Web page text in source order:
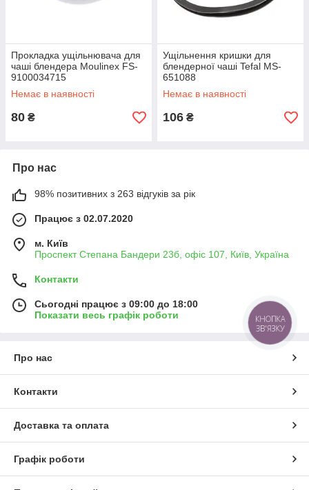
Прокладка ущільнювача для
чаші блендера Moulinex FS-
9100034715
Немає в наявності
80 ₴
Ущільнення кришки для
блендерної чаші Tefal MS-
651088
Немає в наявності
106 ₴
Про нас
98% позитивних з 263 відгуків за рік
Працює з 02.07.2020
м. Київ
Проспект Степана Бандери 23б, офіс 107, Київ, Україна
Контакти
Сьогодні працює з 09:00 до 18:00
Показати весь графік роботи
Про нас
Контакти
Доставка та оплата
Графік роботи
КНОПКА
ЗВ'ЯЗКУ